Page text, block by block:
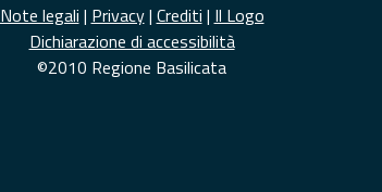
Note legali | Privacy| Crediti | Il Logo
Dichiarazione di accessibilità
©2010 Regione Basilicata